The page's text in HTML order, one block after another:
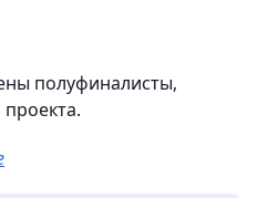
полуфиналисты,